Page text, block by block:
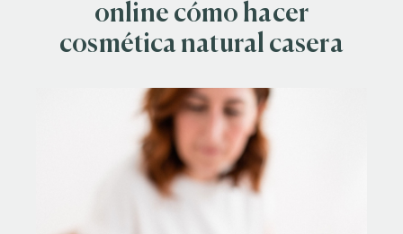
online cómo hacer
cosmética natural casera